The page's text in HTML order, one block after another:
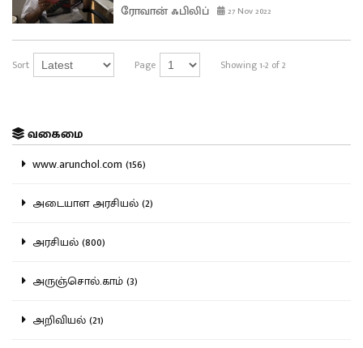
ரோவான் ஃபிலிப் 27 Nov 2022
Sort Page Showing 1-2 of 2
வகைமை
www.arunchol.com (156)
அடையாள அரசியல் (2)
அரசியல் (800)
அருஞ்சொல்.காம் (3)
அறிவியல் (21)